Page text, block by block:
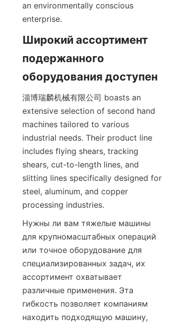
an environmentally conscious
enterprise.
Широкий ассортимент
подержанного
оборудования доступен
淄博瑞麟机械有限公司 boasts an
extensive selection of second hand
machines tailored to various
industrial needs. Their product line
includes flying shears, tracking
shears, cut-to-length lines, and
slitting lines specifically designed for
steel, aluminum, and copper
processing industries.
Нужны ли вам тяжелые машины
для крупномасштабных операций
или точное оборудование для
специализированных задач, их
ассортимент охватывает
различные применения. Эта
гибкость позволяет компаниям
находить подходящую машину,